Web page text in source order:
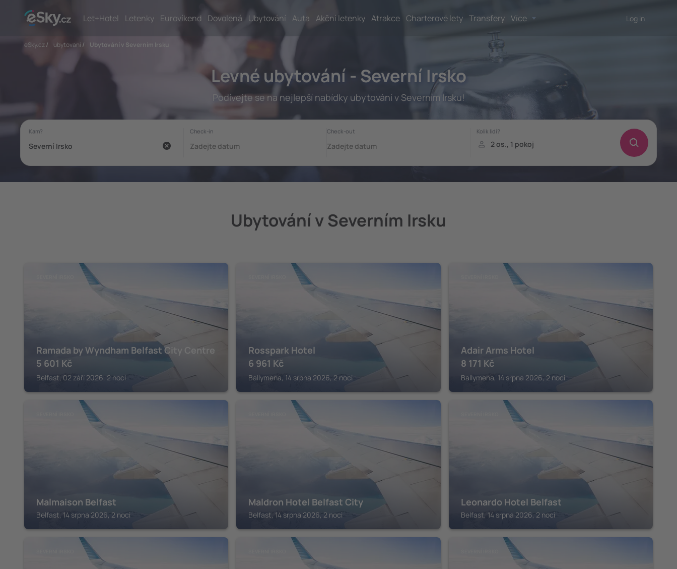
Let+Hotel Letenky Eurovíkend Dovolená Ubytování Auta Akční letenky Atrakce Charterové lety Transfery Více Log in
eSky.cz/ ubytovani / Ubytování v Severním Irsku
Levné ubytování - Severní Irsko
Podívejte se na nejlepší nabídky ubytování v Severním Irsku!
Ubytování v Severním Irsku
Ramada by Wyndham Belfast City Centre
5 601 Kč
Belfast, 02 září 2026, 2 noci
Rosspark Hotel
6 961 Kč
Ballymena, 14 srpna 2026, 2 noci
Adair Arms Hotel
8 171 Kč
Ballymena, 14 srpna 2026, 2 noci
Malmaison Belfast
Belfast, 14 srpna 2026, 2 noci
Maldron Hotel Belfast City
Belfast, 14 srpna 2026, 2 noci
Leonardo Hotel Belfast
Belfast, 14 srpna 2026, 2 noci